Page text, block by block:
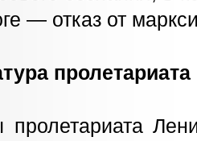
— отказ от
пролетариата
пролетариата